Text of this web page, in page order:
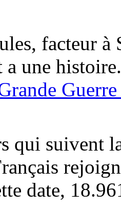
facteur
a une histoire.
qui suivent
date,